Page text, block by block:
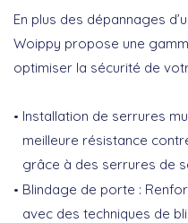
En plus des dépannages
Woippy propose une
optimiser la sécurité de
Installation de serrures
meilleure résistance
grâce à des serrures de
Blindage de porte :
avec des techniques de